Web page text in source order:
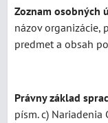
Zoznam osobných
názov organizácie,
predmet a obsah
Právny základ
písm. c) Nariadenia